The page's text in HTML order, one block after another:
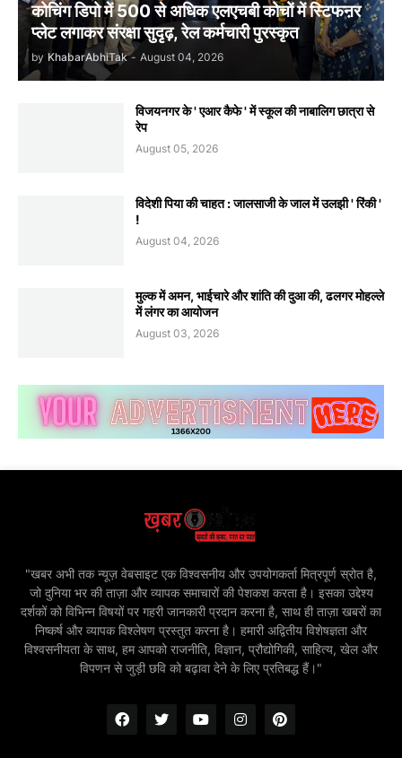
कोचिंग डिपो में 500 से अधिक एलएचबी कोचों में स्टिफऩर
प्लेट लगाकर संरक्षा सुदृढ़, रेल कर्मचारी पुरस्कृत
by KhabarAbhiTak - August 04, 2026
विजयनगर के ' एआर कैफे ' में स्कूल की नाबालिग छात्रा से
रेप
August 05, 2026
विदेशी पिया की चाहत : जालसाजी के जाल में उलझी ' रिंकी '
!
August 04, 2026
मुल्क में अमन, भाईचारे और शांति की दुआ की, ढलगर मोहल्ले
में लंगर का आयोजन
August 03, 2026
"खबर अभी तक न्यूज़ वेबसाइट एक विश्वसनीय और उपयोगकर्ता मित्रपूर्ण स्रोत है,
जो दुनिया भर की ताज़ा और व्यापक समाचारों की पेशकश करता है। इसका उद्देश्य
दर्शकों को विभिन्न विषयों पर गहरी जानकारी प्रदान करना है, साथ ही ताज़ा खबरों का
निष्कर्ष और व्यापक विश्लेषण प्रस्तुत करना है। हमारी अद्वितीय विशेषज्ञता और
विश्वसनीयता के साथ, हम आपको राजनीति, विज्ञान, प्रौद्योगिकी, साहित्य, खेल और
विपणन से जुड़ी छवि को बढ़ावा देने के लिए प्रतिबद्ध हैं।"